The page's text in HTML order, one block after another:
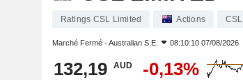
Ratings CSL Limited Actions CSL
Marché Fermé -Australian S.E. 08:10:10 07/08/2026
132,19 AUD -0,13%